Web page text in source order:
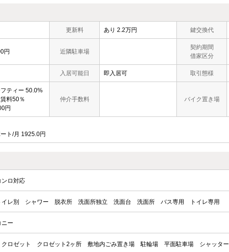
更新料 あり 2.2万円 鍵交換代
円 近隣駐車場
契約期間
借家区分
入居可能日 即入居可 取引態様
ティー 50.0%
料50％
円
仲介手数料 バイク置き場
ート/月 1925.0円
ンロ対応
レ別 シャワー 脱衣所 洗面所独立 洗面台 洗面所 バス専用 トイレ専用
ニー
クロゼット クロゼット2ヶ所 敷地内ごみ置き場 駐輪場 平面駐車場 シャッター